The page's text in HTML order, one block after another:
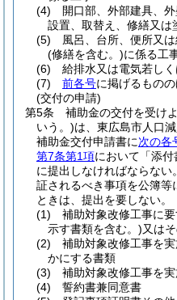
(4)
開口部、外部建具、
設置、取替え、修繕又は
(5)
風呂、台所、便所又
(修繕を含む。)に係る工
(6)
給排水又は電気若し
(7)
前各号に掲げるもの
(交付の申請)
第5条
補助金の交付を受け
いう。)は、東広島市人口
補助金交付申請書に次の各
第7条第1項において「添
に提出しなければならない。
証されるべき事項を公簿等
ときは、提出を要しない。
(1)
補助対象改修工事に
示す書類を含む。)又は
(2)
補助対象改修工事を
かにする書類
(3)
補助対象改修工事を
(4)
誓約書兼同意書